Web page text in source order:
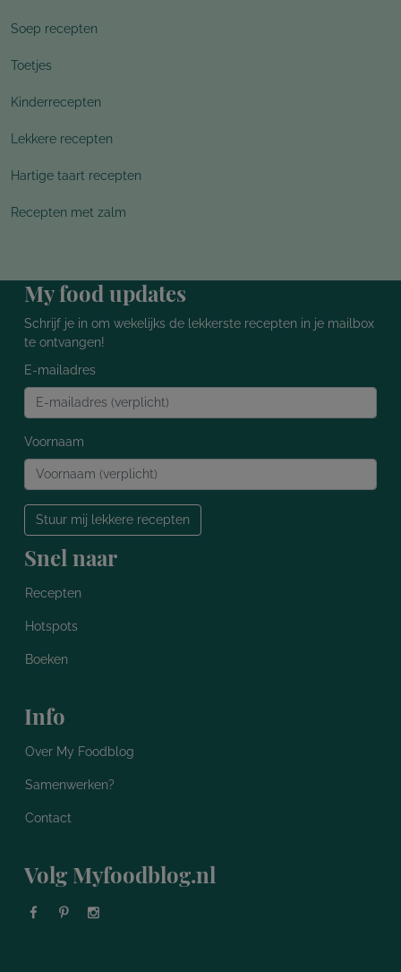
Soep recepten
Toetjes
Kinderrecepten
Lekkere recepten
Hartige taart recepten
Recepten met zalm
My food updates
Schrijf je in om wekelijks de lekkerste recepten in je mailbox
te ontvangen!
E-mailadres
Voornaam
Stuur mij lekkere recepten
Snel naar
Recepten
Hotspots
Boeken
Info
Over My Foodblog
Samenwerken?
Contact
Volg Myfoodblog.nl